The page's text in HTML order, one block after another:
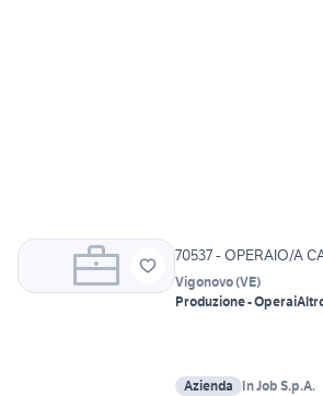
70537 - OPERAIO/A
Vigonovo(VE)
Produzione - Operai
Azienda In Job S.p.A.